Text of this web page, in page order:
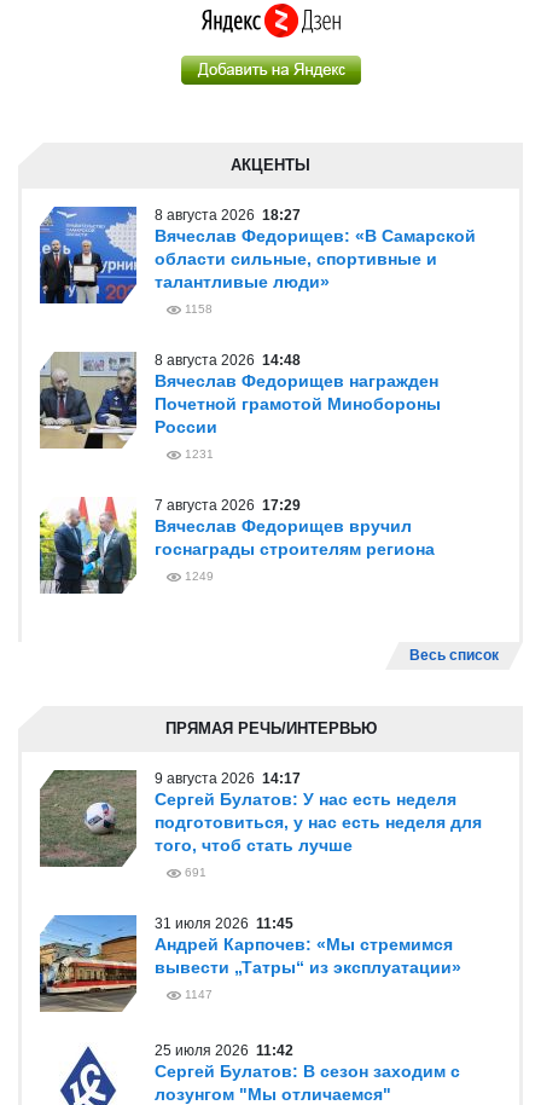
АКЦЕНТЫ
8 августа 2026 18:27
Вячеслав Федорищев: «В Самарской
области сильные, спортивные и
талантливые люди»
1158
8 августа 2026 14:48
Вячеслав Федорищев награжден
Почетной грамотой Минобороны
России
1231
7 августа 2026 17:29
Вячеслав Федорищев вручил
госнаграды строителям региона
1249
Весь список
ПРЯМАЯ РЕЧЬ/ИНТЕРВЬЮ
9 августа 2026 14:17
Сергей Булатов: У нас есть неделя
подготовиться, у нас есть неделя для
того, чтоб стать лучше
691
31 июля 2026 11:45
Андрей Карпочев: «Мы стремимся
вывести „Татры“ из эксплуатации»
1147
25 июля 2026 11:42
Сергей Булатов: В сезон заходим с
лозунгом "Мы отличаемся"